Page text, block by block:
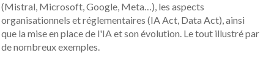
(Mistral, Microsoft, Google, Meta…), les aspects
organisationnels et réglementaires (IA Act, Data Act), ainsi
que la mise en place de l'IA et son évolution. Le tout illustré par
de nombreux exemples.